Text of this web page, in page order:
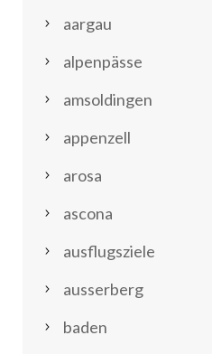
aargau
alpenpässe
amsoldingen
appenzell
arosa
ascona
ausflugsziele
ausserberg
baden